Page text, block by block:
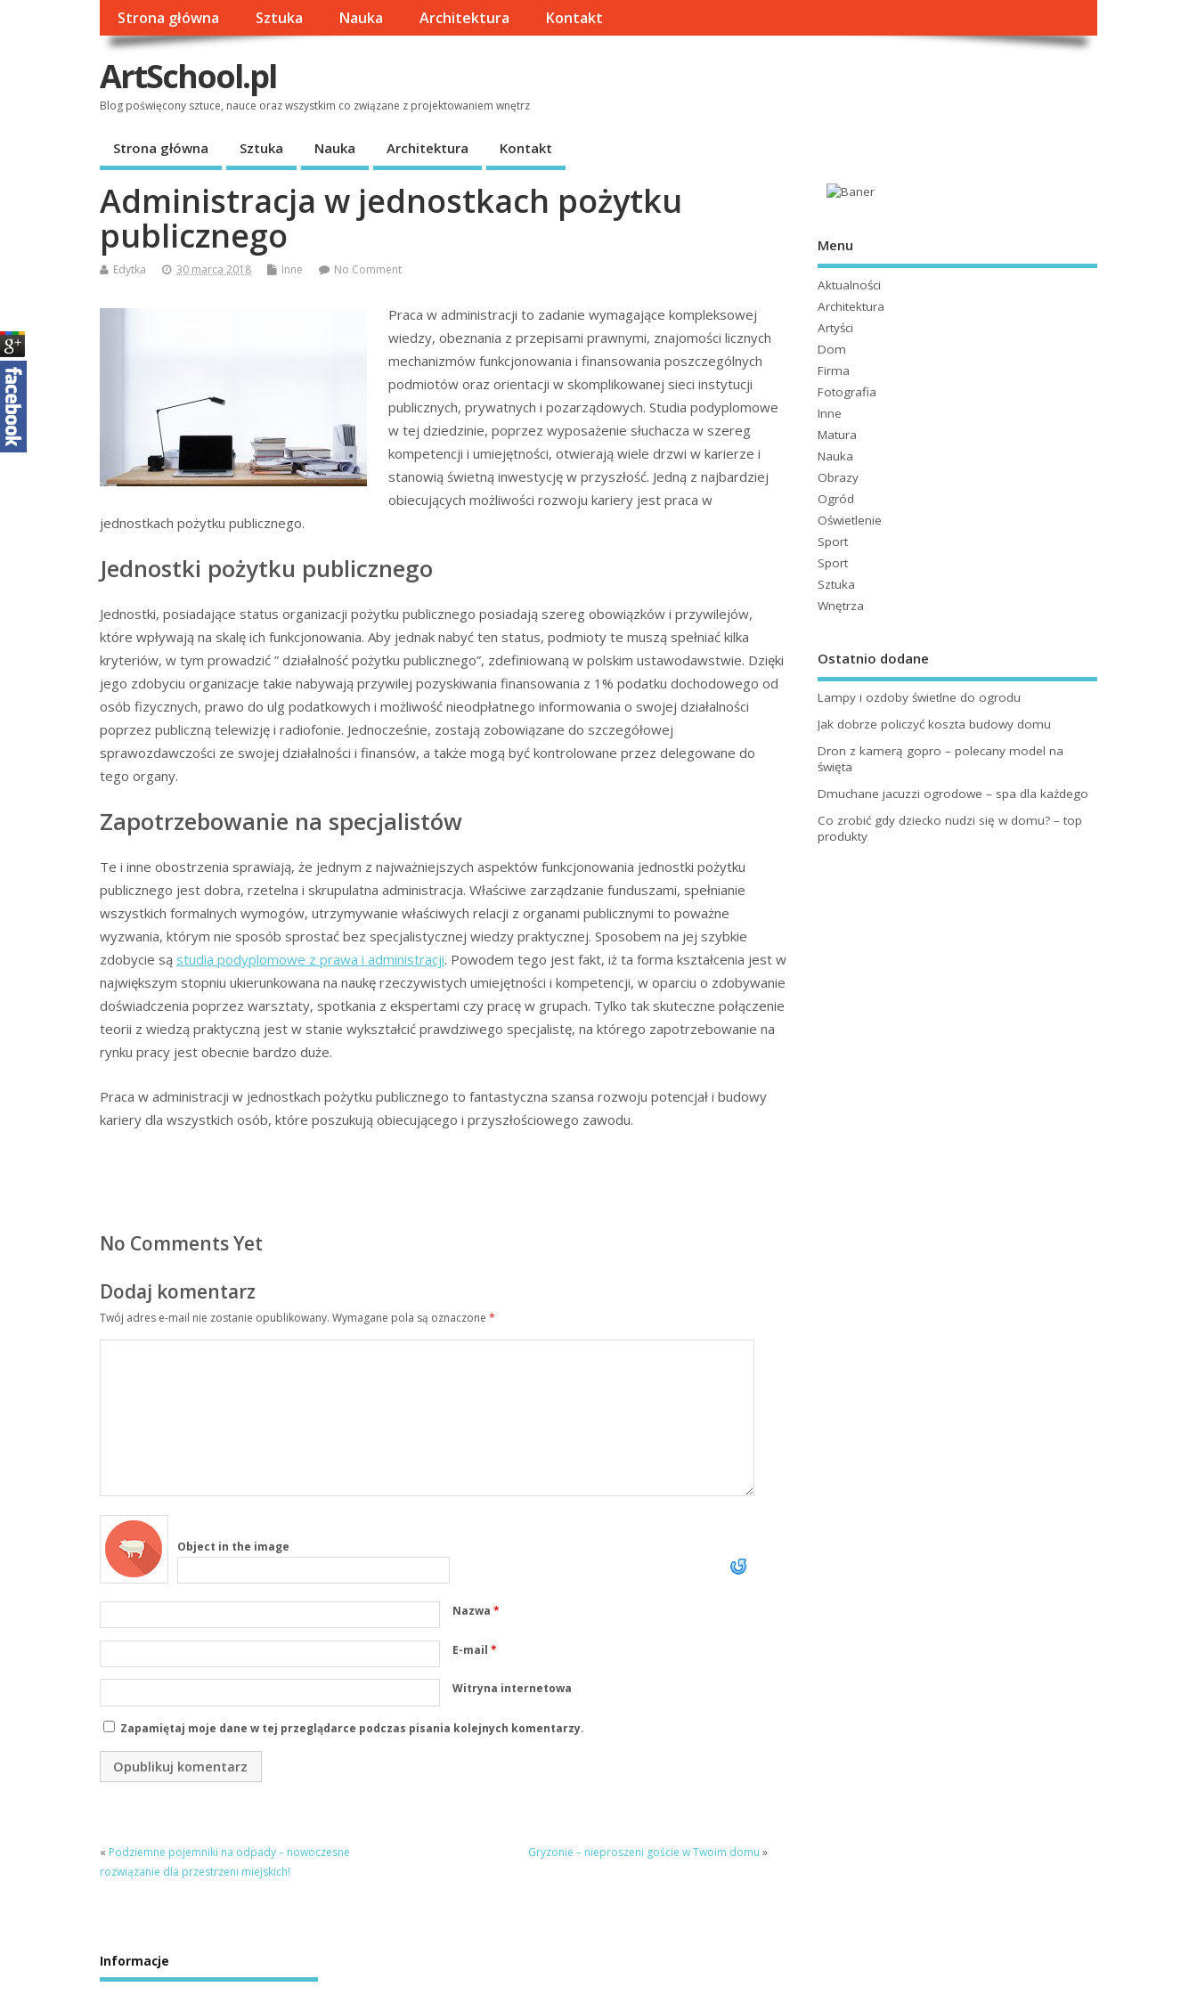
Strona główna Sztuka Nauka Architektura Kontakt
ArtSchool.pl
Blog poświęcony sztuce, nauce oraz wszystkim co związane z projektowaniem wnętrz
Strona główna Sztuka Nauka Architektura Kontakt
Administracja w jednostkach pożytku
publicznego
Edytka 30 marca 2018 Inne No Comment
Praca w administracji to zadanie wymagające kompleksowej
wiedzy, obeznania z przepisami prawnymi, znajomości licznych
mechanizmów funkcjonowania i finansowania poszczególnych
podmiotów oraz orientacji w skomplikowanej sieci instytucji
publicznych, prywatnych i pozarządowych. Studia podyplomowe
w tej dziedzinie, poprzez wyposażenie słuchacza w szereg
kompetencji i umiejętności, otwierają wiele drzwi w karierze i
stanowią świetną inwestycję w przyszłość. Jedną z najbardziej
obiecujących możliwości rozwoju kariery jest praca w
jednostkach pożytku publicznego.
Jednostki pożytku publicznego
Jednostki, posiadające status organizacji pożytku publicznego posiadają szereg obowiązków i przywilejów,
które wpływają na skalę ich funkcjonowania. Aby jednak nabyć ten status, podmioty te muszą spełniać kilka
kryteriów, w tym prowadzić ” działalność pożytku publicznego”, zdefiniowaną w polskim ustawodawstwie. Dzięki
jego zdobyciu organizacje takie nabywają przywilej pozyskiwania finansowania z 1% podatku dochodowego od
osób fizycznych, prawo do ulg podatkowych i możliwość nieodpłatnego informowania o swojej działalności
poprzez publiczną telewizję i radiofonie. Jednocześnie, zostają zobowiązane do szczegółowej
sprawozdawczości ze swojej działalności i finansów, a także mogą być kontrolowane przez delegowane do
tego organy.
Zapotrzebowanie na specjalistów
Te i inne obostrzenia sprawiają, że jednym z najważniejszych aspektów funkcjonowania jednostki pożytku
publicznego jest dobra, rzetelna i skrupulatna administracja. Właściwe zarządzanie funduszami, spełnianie
wszystkich formalnych wymogów, utrzymywanie właściwych relacji z organami publicznymi to poważne
wyzwania, którym nie sposób sprostać bez specjalistycznej wiedzy praktycznej. Sposobem na jej szybkie
zdobycie są studia podyplomowe z prawa i administracji. Powodem tego jest fakt, iż ta forma kształcenia jest w
największym stopniu ukierunkowana na naukę rzeczywistych umiejętności i kompetencji, w oparciu o zdobywanie
doświadczenia poprzez warsztaty, spotkania z ekspertami czy pracę w grupach. Tylko tak skuteczne połączenie
teorii z wiedzą praktyczną jest w stanie wykształcić prawdziwego specjalistę, na którego zapotrzebowanie na
rynku pracy jest obecnie bardzo duże.
Praca w administracji w jednostkach pożytku publicznego to fantastyczna szansa rozwoju potencjał i budowy
kariery dla wszystkich osób, które poszukują obiecującego i przyszłościowego zawodu.
No Comments Yet
Dodaj komentarz
Twój adres e-mail nie zostanie opublikowany. Wymagane pola są oznaczone *
Object in the image
Nazwa *
E-mail *
Witryna internetowa
Zapamiętaj moje dane w tej przeglądarce podczas pisania kolejnych komentarzy.
« Podziemne pojemniki na odpady – nowoczesne
rozwiązanie dla przestrzeni miejskich!
Gryzonie – nieproszeni goście w Twoim domu »
Menu
Aktualności
Architektura
Artyści
Dom
Firma
Fotografia
Inne
Matura
Nauka
Obrazy
Ogród
Oświetlenie
Sport
Sport
Sztuka
Wnętrza
Ostatnio dodane
Lampy i ozdoby świetlne do ogrodu
Jak dobrze policzyć koszta budowy domu
Dron z kamerą gopro – polecany model na
święta
Dmuchane jacuzzi ogrodowe – spa dla każdego
Co zrobić gdy dziecko nudzi się w domu? – top
produkty
Informacje